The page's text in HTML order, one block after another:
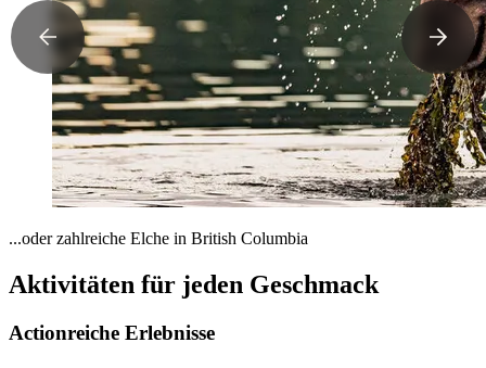
...oder zahlreiche Elche in British Columbia
Aktivitäten für jeden Geschmack
Actionreiche Erlebnisse